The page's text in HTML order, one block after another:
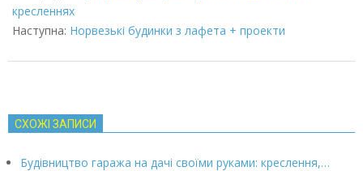
07
кресленнях
Наступна: Норвезькі будинки з лафета + проекти
СХОЖІ ЗАПИСИ
Будівництво гаража на дачі своїми руками: креслення,…